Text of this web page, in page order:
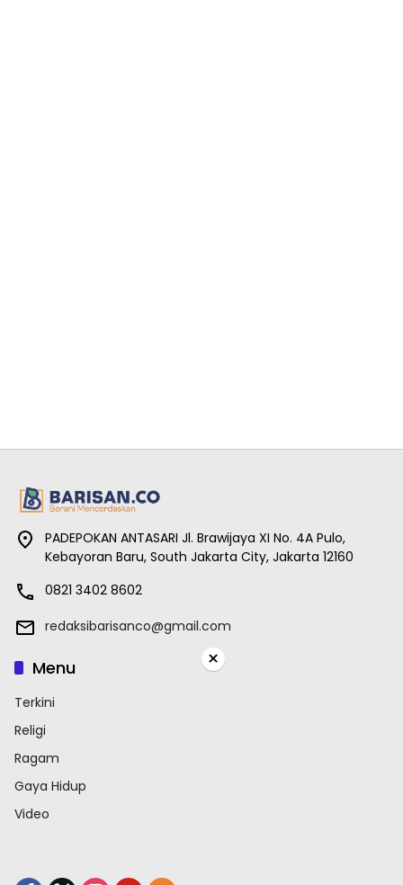
PADEPOKAN ANTASARI Jl. Brawijaya XI No. 4A Pulo,
Kebayoran Baru, South Jakarta City, Jakarta 12160
0821 3402 8602
redaksibarisanco@gmail.com
Menu
Terkini
Religi
Ragam
Gaya Hidup
Video
×